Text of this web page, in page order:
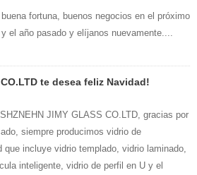
fortuna, buenos negocios en el próximo
el año pasado y elíjanos nuevamente....
te desea feliz Navidad!
JIMY GLASS CO.LTD, gracias por
siempre producimos vidrio de
incluye vidrio templado, vidrio laminado,
inteligente, vidrio de perfil en U y el